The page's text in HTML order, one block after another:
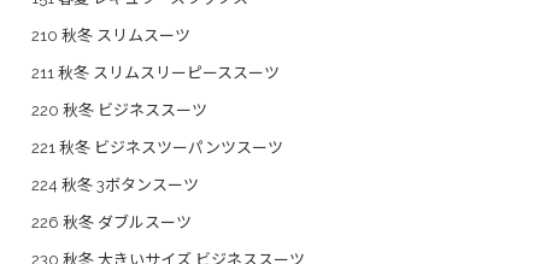
210 秋冬 スリムスーツ
211 秋冬 スリムスリーピーススーツ
220 秋冬 ビジネススーツ
221 秋冬 ビジネスツーパンツスーツ
224 秋冬 3ボタンスーツ
226 秋冬 ダブルスーツ
230 秋冬 大きいサイズ ビジネススーツ